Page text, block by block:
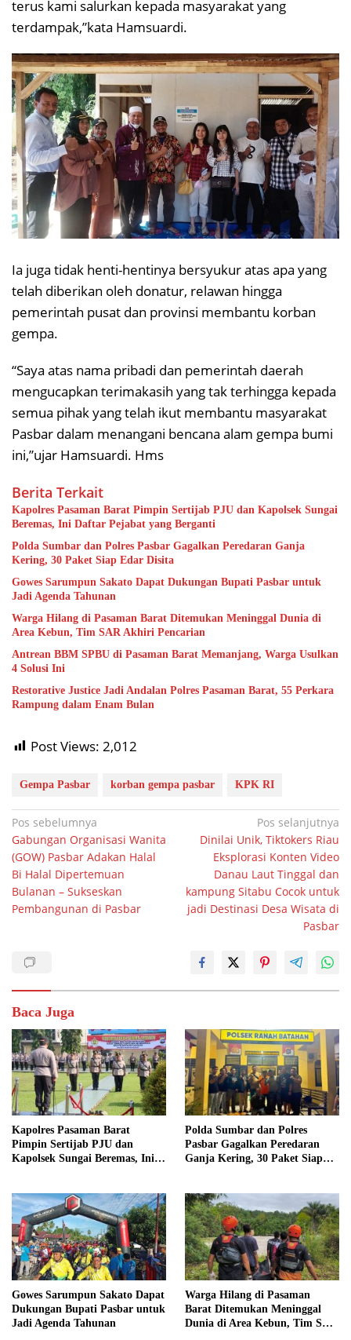
terus kami salurkan kepada masyarakat yang
terdampak,”kata Hamsuardi.
Ia juga tidak henti-hentinya bersyukur atas apa yang
telah diberikan oleh donatur, relawan hingga
pemerintah pusat dan provinsi membantu korban
gempa.
“Saya atas nama pribadi dan pemerintah daerah
mengucapkan terimakasih yang tak terhingga kepada
semua pihak yang telah ikut membantu masyarakat
Pasbar dalam menangani bencana alam gempa bumi
ini,”ujar Hamsuardi. Hms
Berita Terkait
Kapolres Pasaman Barat Pimpin Sertijab PJU dan Kapolsek Sungai
Beremas, Ini Daftar Pejabat yang Berganti
Polda Sumbar dan Polres Pasbar Gagalkan Peredaran Ganja
Kering, 30 Paket Siap Edar Disita
Gowes Sarumpun Sakato Dapat Dukungan Bupati Pasbar untuk
Jadi Agenda Tahunan
Warga Hilang di Pasaman Barat Ditemukan Meninggal Dunia di
Area Kebun, Tim SAR Akhiri Pencarian
Antrean BBM SPBU di Pasaman Barat Memanjang, Warga Usulkan
4 Solusi Ini
Restorative Justice Jadi Andalan Polres Pasaman Barat, 55 Perkara
Rampung dalam Enam Bulan
Post Views: 2,012
Gempa Pasbar korban gempa pasbar KPK RI
Navigasi
pos
Pos sebelumnya
Gabungan Organisasi Wanita
(GOW) Pasbar Adakan Halal
Bi Halal Dipertemuan
Bulanan – Sukseskan
Pembangunan di Pasbar
Pos selanjutnya
Dinilai Unik, Tiktokers Riau
Eksplorasi Konten Video
Danau Laut Tinggal dan
kampung Sitabu Cocok untuk
jadi Destinasi Desa Wisata di
Pasbar
Baca Juga
Kapolres Pasaman Barat
Pimpin Sertijab PJU dan
Kapolsek Sungai Beremas, Ini
Polda Sumbar dan Polres
Pasbar Gagalkan Peredaran
Ganja Kering, 30 Paket Siap
Gowes Sarumpun Sakato Dapat
Dukungan Bupati Pasbar untuk
Jadi Agenda Tahunan
Warga Hilang di Pasaman
Barat Ditemukan Meninggal
Dunia di Area Kebun, Tim SAR